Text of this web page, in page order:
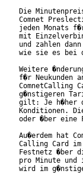
Die
Comnet
jeden Monats
mit
und zahlen
wie sie es bei
Weitere
f�r Neukunden
ComnetCalling
g�nstigeren
gilt: Je h�her
Konditionen.
oder �ber eine
Au�erdem hat
Calling Card
Festnetz �ber
pro Minute und
wird im